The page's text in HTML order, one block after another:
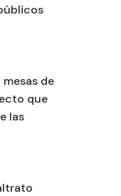
de
que
las